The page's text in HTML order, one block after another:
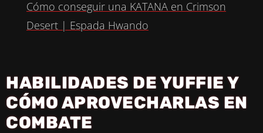
A
V
Cómo conseguir una KATANA en Crimson
Desert | Espada Hwando
HABILIDADES DE YUFFIE Y
CÓMO APROVECHARLAS EN
COMBATE